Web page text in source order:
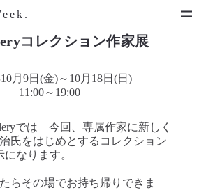
コレクション作家展
月9日(金)～10月18日(日)
11:00～19:00
では 今回、専属作家に新しく
氏をはじめとするコレクション
なります。
らその場でお持ち帰りできま